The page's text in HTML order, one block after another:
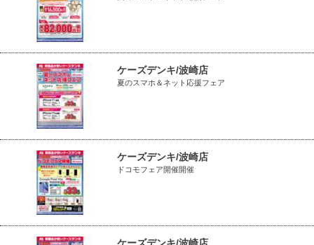
ケーズデンキ/波崎店
夏のスマホ＆ネット応援フェア
ケーズデンキ/波崎店
ドコモフェア開催開催